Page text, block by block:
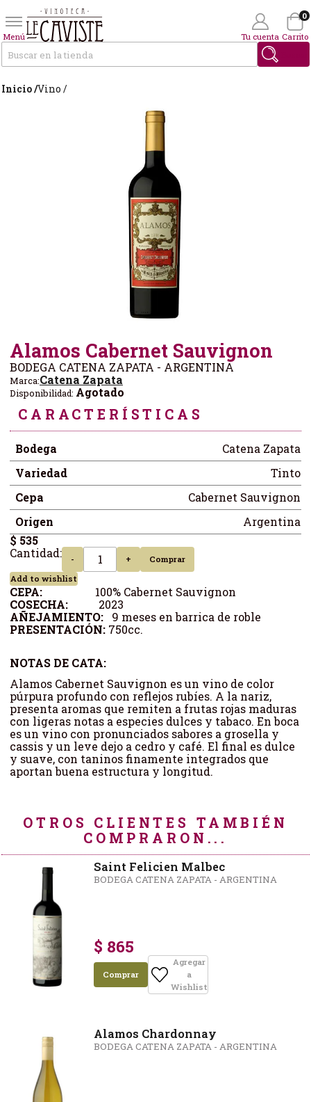
Menú Tu cuenta Carrito
0
Inicio /Vino /
Alamos Cabernet Sauvignon
BODEGA CATENA ZAPATA - ARGENTINA
Marca:Catena Zapata
Disponibilidad: Agotado
CARACTERÍSTICAS
Bodega
Catena Zapata
Variedad
Tinto
Cepa
Cabernet Sauvignon
Origen
Argentina
$ 535
Cantidad:
- +
Comprar
Add to wishlist
CEPA: 100% Cabernet Sauvignon
COSECHA: 2023
AÑEJAMIENTO: 9 meses en barrica de roble
PRESENTACIÓN: 750cc.
NOTAS DE CATA:
Alamos Cabernet Sauvignon es un vino de color
púrpura profundo con reflejos rubíes. A la nariz,
presenta aromas que remiten a frutas rojas maduras
con ligeras notas a especies dulces y tabaco. En boca
es un vino con pronunciados sabores a grosella y
cassis y un leve dejo a cedro y café. El final es dulce
y suave, con taninos finamente integrados que
aportan buena estructura y longitud.
OTROS CLIENTES TAMBIÉN
COMPRARON...
Saint Felicien Malbec
BODEGA CATENA ZAPATA - ARGENTINA
$ 865
Comprar
Agregar
a
Wishlist
Alamos Chardonnay
BODEGA CATENA ZAPATA - ARGENTINA